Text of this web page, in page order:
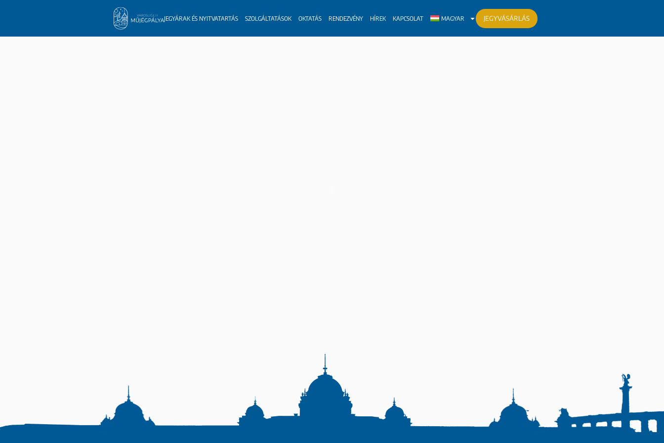
JEGYÁRAK ÉS NYITVATARTÁS SZOLGÁLTATÁSOK OKTATÁS RENDEZVÉNY HÍREK KAPCSOLAT MAGYAR JEGYVÁSÁRLÁS